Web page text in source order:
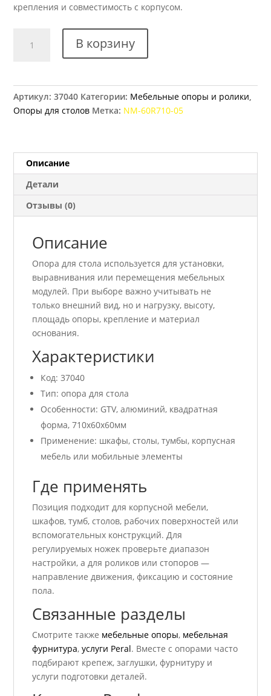
крепления и совместимость с корпусом.
товара
GTV
квадратная
алюминиевая
В корзину
Артикул:37040 Категории: Мебельные опоры и ролики,
Опоры для столов Метка: NM-60R710-05
Описание
Детали
Отзывы (0)
Описание
Опора для стола используется для установки,
выравнивания или перемещения мебельных
модулей. При выборе важно учитывать не
только внешний вид, но и нагрузку, высоту,
площадь опоры, крепление и материал
основания.
Характеристики
Код: 37040
Тип: опора для стола
Особенности: GTV, алюминий, квадратная
форма, 710x60x60мм
Применение: шкафы, столы, тумбы, корпусная
мебель или мобильные элементы
Где применять
Позиция подходит для корпусной мебели,
шкафов, тумб, столов, рабочих поверхностей или
вспомогательных конструкций. Для
регулируемых ножек проверьте диапазон
настройки, а для роликов или стопоров —
направление движения, фиксацию и состояние
пола.
Связанные разделы
Смотрите также мебельные опоры, мебельная
фурнитура,услуги Peral. Вместе с опорами часто
подбирают крепеж, заглушки, фурнитуру и
услуги подготовки деталей.